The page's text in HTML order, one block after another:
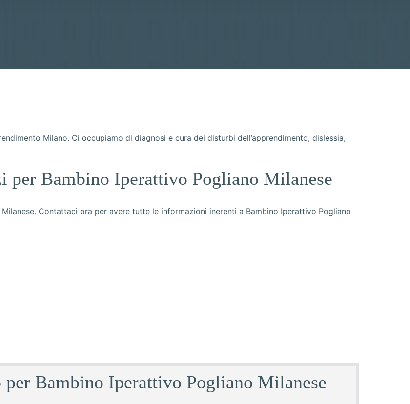
Milano. Ci occupiamo di diagnosi e cura dei disturbi dell’apprendimento, dislessia,
per Bambino Iperattivo Pogliano Milanese
Bambino Iperattivo Pogliano Milanese